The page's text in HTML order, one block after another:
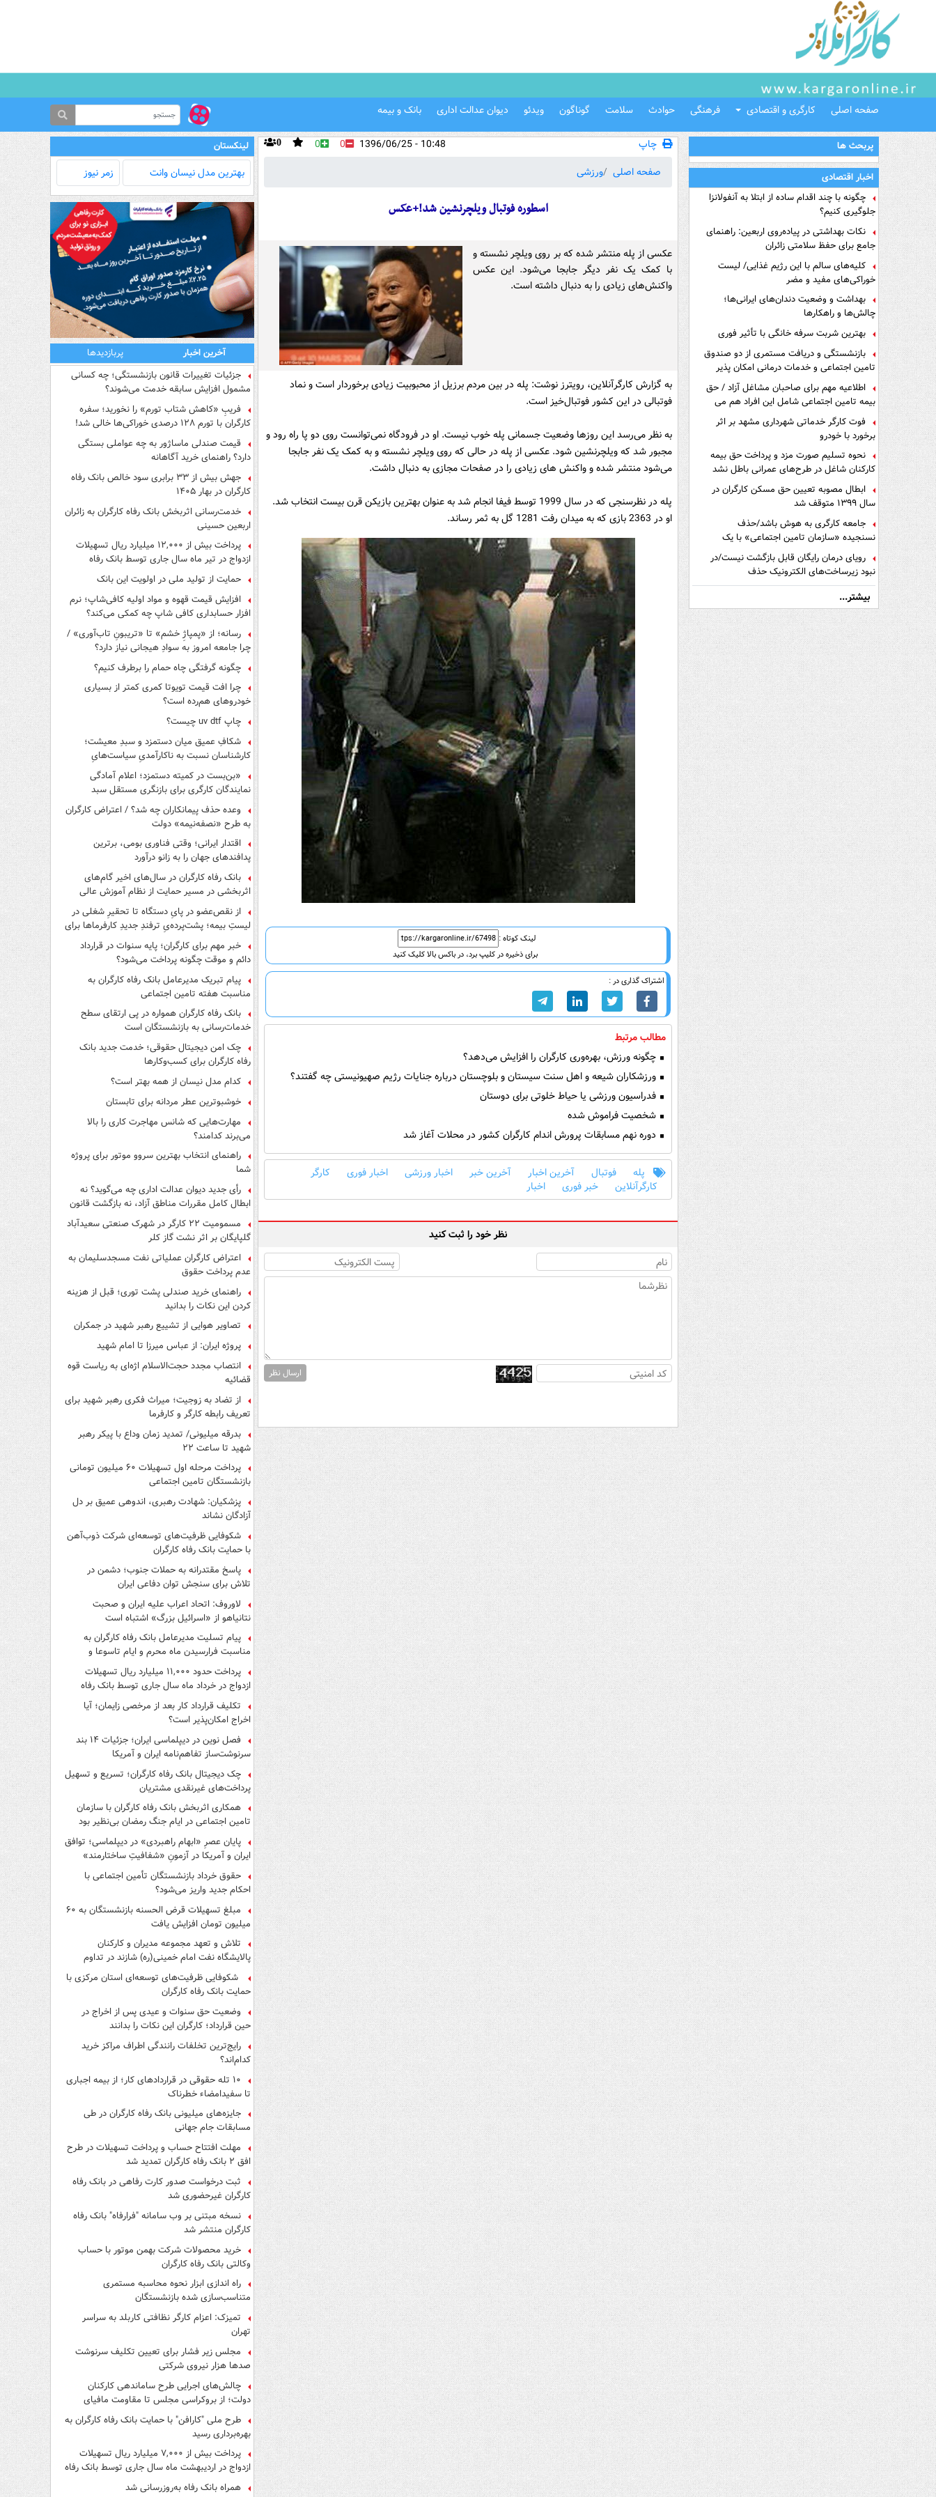
صفحه اصلی کارگری و اقتصادی فرهنگی حوادث سلامت گوناگون ویدئو دیوان عدالت اداری بانک و بیمه
پربحث ها
اخبار اقتصادی
چگونه با چند اقدام ساده از ابتلا به آنفولانزا
جلوگیری کنیم؟
نکات بهداشتی در پیاده‌روی اربعین: راهنمای
جامع برای حفظ سلامتی زائران
کلیه‌های سالم با این رژیم غذایی/ لیست
خوراکی‌های مفید و مضر
بهداشت و وضعیت دندان‌های ایرانی‌ها؛
چالش‌ها و راهکارها
بهترین شربت سرفه خانگی با تأثیر فوری
بازنشستگی و دریافت مستمری از دو صندوق
تامین اجتماعی و خدمات درمانی امکان پذیر
است ؟
اطلاعیه مهم برای صاحبان مشاغل آزاد / حق
بیمه تامین اجتماعی شامل این افراد هم می
شودفوت کارگر خدماتی شهرداری مشهد بر اثر
برخورد با خودرو
نحوه تسلیم صورت مزد و پرداخت حق بیمه
کارکنان شاغل در طرح‌های عمرانی باطل نشد
ابطال مصوبه تعیین حق مسکن کارگران در
سال ۱۳۹۹ متوقف شد
جامعه کارگری به هوش باشد/حذف
نسنجیده «سازمان تامین اجتماعی» با یک
تفاهم نامه!
رویای درمان رایگان قابل بازگشت نیست/در
نبود زیرساخت‌های الکترونیک حذف
دفترچه‌های بیمه اشتباه مضاعف است
بیشتر...
چاپ 0 0 0
10:48 - 1396/06/25
صفحه اصلی
ورزشی
اسطوره فوتبال ویلچرنشین شد!+عکس
عکسی از پله منتشر شده که بر روی ویلچر نشسته و
با کمک یک نفر دیگر جابجا می‌شود. این عکس
واکنش‌های زیادی را به دنبال داشته است.
به‌ گزارش کارگرآنلاین، رویترز نوشت: پله در بین مردم برزیل از محبوبیت زیادی برخوردار است و نماد
فوتبالی در این کشور فوتبال‌خیز است.
به نظر می‌رسد این روزها وضعیت جسمانی پله خوب نیست. او در فرودگاه نمی‌توانست روی دو پا راه رود و
مجبور شد که ویلچرنشین شود. عکسی از پله در حالی که روی ویلچر نشسته و به کمک یک نفر جابجا
می‌شود منتشر شده و واکنش های زیادی را در صفحات مجازی به دنبال داشت.
پله در نظرسنجی که در سال 1999 توسط فیفا انجام شد به عنوان بهترین بازیکن قرن بیست انتخاب شد.
او در 2363 بازی که به میدان رفت 1281 گل به ثمر رساند.
لینک کوتاه :
برای ذخیره در کلیپ برد، در باکس بالا کلیک کنید
اشتراک گذاری در :
مطالب مرتبط
چگونه ورزش، بهره‌وری کارگران را افزایش می‌دهد؟
ورزشکاران شیعه و اهل سنت سیستان و بلوچستان درباره جنایات رژیم صهیونیستی چه گفتند؟
فدراسیون ورزشی یا حیاط خلوتی برای دوستان
شخصیت فراموش شده
دوره نهم مسابقات پرورش اندام کارگران کشور در محلات آغاز شد
پله فوتبال آخرین اخبار آخرین خبر اخبار ورزشی اخبار فوری
کارگر
کارگرآنلاین
خبر فوری اخبار
نظر خود را ثبت کنید
ارسال نظر
لینکستان
بهترین مدل‌ نیسان وانت زمر نیوز
آخرین اخبار
پربازدیدها
جزئیات تغییرات قانون بازنشستگی؛ چه کسانی
مشمول افزایش سابقه خدمت می‌شوند؟
فریبِ «کاهش شتاب تورم» را نخورید؛ سفره
کارگران با تورم ۱۲۸ درصدی خوراکی‌ها خالی شد!
قیمت صندلی ماساژور به چه عواملی بستگی
دارد؟ راهنمای خرید آگاهانه
جهش بیش از ۳۳ برابری سود خالص بانک رفاه
کارگران در بهار ۱۴۰۵
خدمت‌رسانی اثربخش بانک رفاه کارگران به زائران
اربعین حسینی
پرداخت بیش از ۱۲,۰۰۰ میلیارد ریال تسهیلات
ازدواج در تیر ماه سال جاری توسط بانک رفاه
کارگران
حمایت از تولید ملی در اولویت این بانک
افزایش قیمت قهوه و مواد اولیه کافی‌شاپ؛ نرم
افزار حسابداری کافی شاپ چه کمکی می‌کند؟
رسانه؛ از «پمپاژِ خشم» تا «تریبونِ تاب‌آوری» /
چرا جامعه امروز به سوادِ هیجانی نیاز دارد؟
چگونه گرفتگی چاه حمام را برطرف کنیم؟
چرا افت قیمت تویوتا کمری کمتر از بسیاری
خودروهای هم‌رده است؟
چاپ uv dtf چیست؟
شکافِ عمیق میان دستمزد و سبدِ معیشت؛
کارشناسان نسبت به ناکارآمدیِ سیاست‌هایِ
حمایتی هشدار دادند
«بن‌بست در کمیته دستمزد؛ اعلام آمادگی
نمایندگان کارگری برای بازنگری مستقل سبد
وعده حذف پیمانکاران چه شد؟ / اعتراض کارگران
به طرح «نصفه‌نیمه» دولت
اقتدار ایرانی؛ وقتی فناوری بومی، برترین
پدافندهای جهان را به زانو درآورد
بانک رفاه کارگران در سال‌های اخیر گام‌های
اثربخشی در مسیر حمایت از نظام آموزش عالی
برداشته است
از نقص‌عضو در پایِ دستگاه تا تحقیرِ شغلی در
لیستِ بیمه؛ پشت‌پرده‌یِ ترفندِ جدیدِ کارفرماها برای
فرار از قانون چیست؟
خبر مهم برای کارگران؛ پایه سنوات در قرارداد
دائم و موقت چگونه پرداخت می‌شود؟
پیام تبریک مدیرعامل بانک رفاه کارگران به
مناسبت هفته تامین اجتماعی
بانک رفاه کارگران همواره در پی ارتقای سطح
خدمات‌رسانی به بازنشستگان است
چک امن دیجیتال حقوقی؛ خدمت جدید بانک
رفاه کارگران برای کسب‌وکارها
کدام مدل نیسان از همه بهتر است؟
خوشبوترین عطر مردانه برای تابستان
مهارت‌هایی که شانس مهاجرت کاری را بالا
می‌برند کدامند؟
راهنمای انتخاب بهترین سروو موتور برای پروژه
شما
رأی جدید دیوان عدالت اداری چه می‌گوید؟ نه
ابطال کامل مقررات مناطق آزاد، نه بازگشت قانون
مسمومیت ۲۲ کارگر در شهرک صنعتی سعیدآباد
گلپایگان بر اثر نشت گاز کلر
اعتراض کارگران عملیاتی نفت مسجدسلیمان به
عدم پرداخت حقوق
راهنمای خرید صندلی پشت توری؛ قبل از هزینه
کردن این نکات را بدانید
تصاویر هوایی از تشییع رهبر شهید در جمکران
پروژه ایران: از عباس میرزا تا امام شهید
انتصاب مجدد حجت‌الاسلام اژه‌ای به ریاست قوه‌
قضائیه
از تضاد به زوجیت؛ میراث فکری رهبر شهید برای
تعریف رابطه کارگر و کارفرما
بدرقه میلیونی/ تمدید زمان وداع با پیکر رهبر
شهید تا ساعت ۲۲
پرداخت مرحله اول تسهیلات ۶۰ میلیون تومانی
بازنشستگان تامین اجتماعی
پزشکیان: شهادت رهبری، اندوهی عمیق بر دل
آزادگان نشاند
شکوفایی ظرفیت‌های توسعه‌ای شرکت ذوب‌آهن
با حمایت‌ بانک رفاه کارگران
پاسخ مقتدرانه به حملات جنوب؛ دشمن در
تلاش برای سنجش توان دفاعی ایران
لاوروف: اتحاد اعراب علیه ایران و صحبت
نتانیاهو از «اسرائیل بزرگ» اشتباه است
پیام تسلیت مدیرعامل بانک رفاه کارگران به
مناسبت فرارسیدن ماه محرم و ایام تاسوعا و
عاشورای حسینی
پرداخت حدود ۱۱,۰۰۰ میلیارد ریال تسهیلات
ازدواج در خرداد ماه سال جاری توسط بانک رفاه
کارگران
تکلیف قرارداد کار بعد از مرخصی زایمان؛ آیا
اخراج امکان‌پذیر است؟
فصل نوین در دیپلماسی ایران؛ جزئیات ۱۴ بند
سرنوشت‌ساز تفاهم‌نامه ایران و آمریکا
چک دیجیتال بانک رفاه کارگران؛ تسریع و تسهیل
پرداخت‌های غیرنقدی مشتریان
همکاری اثربخش بانک رفاه کارگران با سازمان
تامین اجتماعی در ایام جنگ رمضان بی‌نظیر بود
پایان عصرِ «ابهام راهبردی» در دیپلماسی؛ توافق
ایران و آمریکا در آزمونِ «شفافیتِ ساختارمند»
حقوق خرداد بازنشستگان تأمین اجتماعی با
احکام جدید واریز می‌شود؟
مبلغ تسهیلات قرض الحسنه بازنشستگان به ۶۰
میلیون تومان افزایش یافت
تلاش و تعهد مجموعه مدیران و کارکنان
پالایشگاه نفت امام خمینی(ره) شازند در تداوم
تولید در ایام جنگ رمضان، شایسته قدردانی است
شکوفایی ظرفیت‌های توسعه‌ای استان مرکزی با
حمایت بانک رفاه کارگران
وضعیت حق سنوات و عیدی پس از اخراج در
حین قرارداد؛ کارگران این نکات را بدانند
رایج‌ترین تخلفات رانندگی اطراف مراکز خرید
کدام‌اند؟
۱۰ تله حقوقی در قراردادهای کار؛ از بیمه اجباری
تا سفیدامضاء خطرناک
جایزه‌های میلیونی بانک رفاه کارگران در طی
مسابقات جام جهانی
مهلت افتتاح حساب و پرداخت تسهیلات در طرح
افق ۲ بانک رفاه کارگران تمدید شد
ثبت درخواست صدور کارت رفاهی در بانک رفاه
کارگران غیرحضوری شد
نسخه مبتنی بر وب سامانه "فرارفاه" بانک رفاه
کارگران منتشر شد
خرید محصولات شرکت بهمن موتور با حساب
وکالتی بانک رفاه کارگران
راه اندازی ابزار نحوه محاسبه مستمری
متناسب‌سازی شده بازنشستگان
تمیزک: اعزام کارگر نظافتی کاربلد به سراسر
تهران
مجلس زیر فشار برای تعیین تکلیف سرنوشت
صدها هزار نیروی شرکتی
چالش‌های اجرایی طرح ساماندهی کارکنان
دولت؛ از بروکراسی مجلس تا مقاومت مافیای
واسطه‌گری
طرح ملی "کارافن" با حمایت بانک رفاه کارگران به
بهره‌برداری رسید
پرداخت بیش از ۷,۰۰۰ میلیارد ریال تسهیلات
ازدواج در اردیبهشت ماه سال جاری توسط بانک رفاه
کارگران
همراه بانک رفاه به‌روزرسانی شد